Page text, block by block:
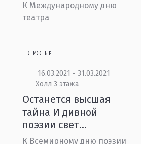
К Международному дню
театра
КНИЖНЫЕ
16.03.2021 - 31.03.2021
Холл 3 этажа
Останется высшая
тайна И дивной
поэзии свет…
К Всемирному дню поэзии